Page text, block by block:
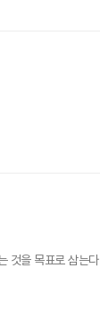
것을 목표로 삼는